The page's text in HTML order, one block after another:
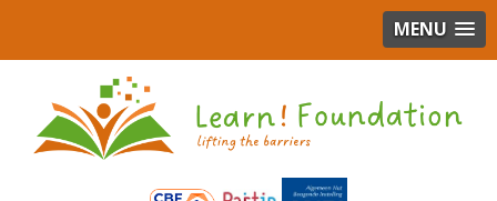
MENU